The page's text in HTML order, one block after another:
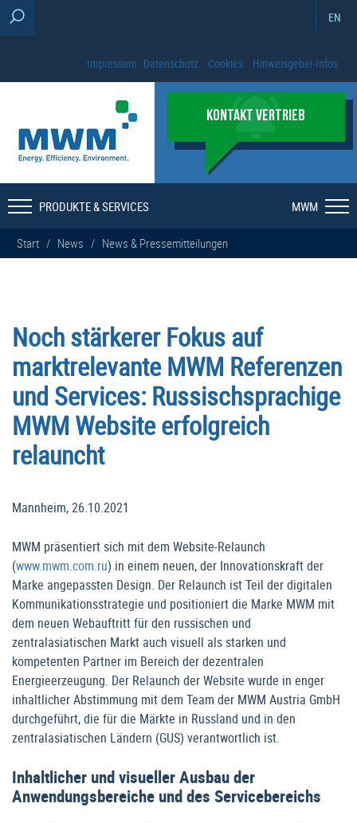
EN
Impressum Datenschutz Cookies Hinweisgeber-Infos
KONTAKT VERTRIEB
PRODUKTE & SERVICES MWM
Start / News / News & Pressemitteilungen
Noch stärkerer Fokus auf
marktrelevante MWM Referenzen
und Services: Russischsprachige
MWM Website erfolgreich
relauncht
Mannheim, 26.10.2021
MWM präsentiert sich mit dem Website-Relaunch
(www.mwm.com.ru) in einem neuen, der Innovationskraft der
Marke angepassten Design. Der Relaunch ist Teil der digitalen
Kommunikationsstrategie und positioniert die Marke MWM mit
dem neuen Webauftritt für den russischen und
zentralasiatischen Markt auch visuell als starken und
kompetenten Partner im Bereich der dezentralen
Energieerzeugung. Der Relaunch der Website wurde in enger
inhaltlicher Abstimmung mit dem Team der MWM Austria GmbH
durchgeführt, die für die Märkte in Russland und in den
zentralasiatischen Ländern (GUS) verantwortlich ist.
Inhaltlicher und visueller Ausbau der
Anwendungsbereiche und des Servicebereichs